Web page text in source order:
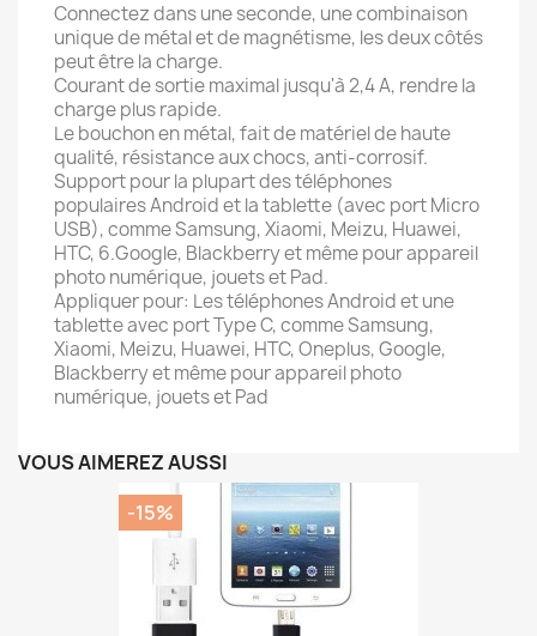
Connectez dans une seconde, une combinaison
unique de métal et de magnétisme, les deux côtés
peut être la charge.
Courant de sortie maximal jusqu'à 2,4 A, rendre la
charge plus rapide.
Le bouchon en métal, fait de matériel de haute
qualité, résistance aux chocs, anti-corrosif.
Support pour la plupart des téléphones
populaires Android et la tablette (avec port Micro
USB), comme Samsung, Xiaomi, Meizu, Huawei,
HTC, 6.Google, Blackberry et même pour appareil
photo numérique, jouets et Pad.
Appliquer pour: Les téléphones Android et une
tablette avec port Type C, comme Samsung,
Xiaomi, Meizu, Huawei, HTC, Oneplus, Google,
Blackberry et même pour appareil photo
numérique, jouets et Pad
VOUS AIMEREZ AUSSI
-15%